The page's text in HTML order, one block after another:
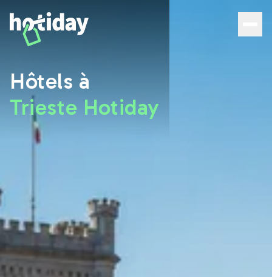
Hôtels à
Trieste Hotiday